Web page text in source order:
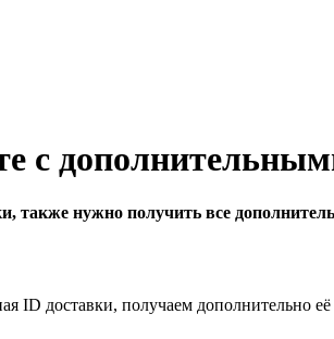
с
также нужно получить все
ID доставки, получаем дополнительно